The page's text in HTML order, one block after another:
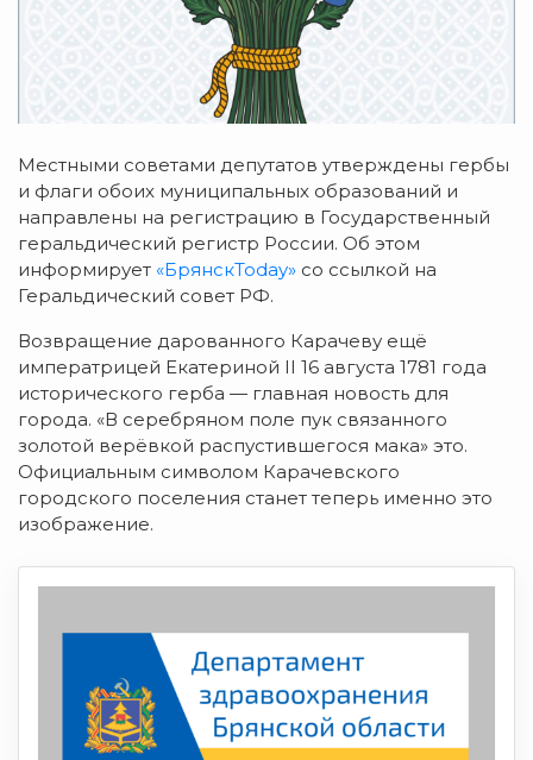
Местными советами депутатов утверждены гербы
и флаги обоих муниципальных образований и
направлены на регистрацию в Государственный
геральдический регистр России. Об этом
информирует «БрянскToday» со ссылкой на
Геральдический совет РФ.
Возвращение дарованного Карачеву ещё
императрицей Екатериной II 16 августа 1781 года
исторического герба — главная новость для
города. «В серебряном поле пук связанного
золотой верёвкой распустившегося мака» это.
Официальным символом Карачевского
городского поселения станет теперь именно это
изображение.